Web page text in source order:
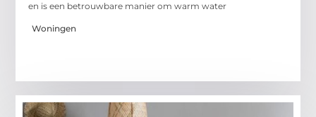
en is een betrouwbare manier om warm water
Woningen